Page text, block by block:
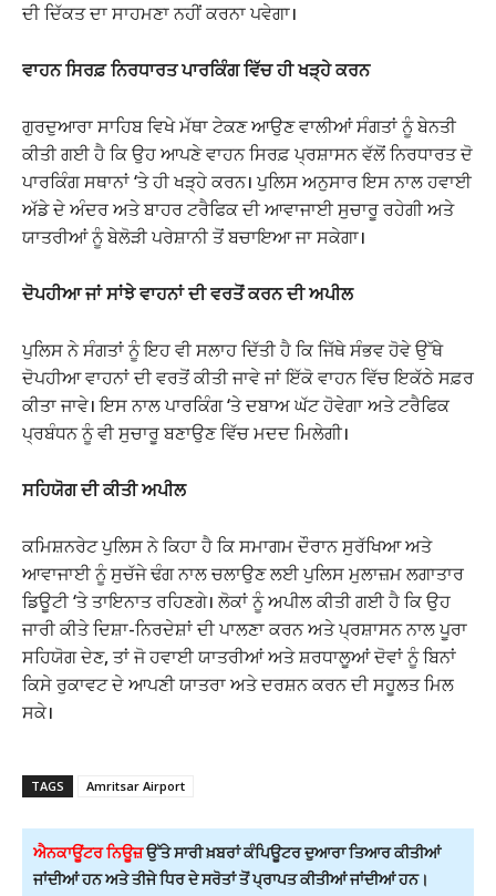
ਦੀ ਦਿੱਕਤ ਦਾ ਸਾਹਮਣਾ ਨਹੀਂ ਕਰਨਾ ਪਵੇਗਾ।
ਵਾਹਨ ਸਿਰਫ਼ ਨਿਰਧਾਰਤ ਪਾਰਕਿੰਗ ਵਿੱਚ ਹੀ ਖੜ੍ਹੇ ਕਰਨ
ਗੁਰਦੁਆਰਾ ਸਾਹਿਬ ਵਿਖੇ ਮੱਥਾ ਟੇਕਣ ਆਉਣ ਵਾਲੀਆਂ ਸੰਗਤਾਂ ਨੂੰ ਬੇਨਤੀ
ਕੀਤੀ ਗਈ ਹੈ ਕਿ ਉਹ ਆਪਣੇ ਵਾਹਨ ਸਿਰਫ਼ ਪ੍ਰਸ਼ਾਸਨ ਵੱਲੋਂ ਨਿਰਧਾਰਤ ਦੋ
ਪਾਰਕਿੰਗ ਸਥਾਨਾਂ ‘ਤੇ ਹੀ ਖੜ੍ਹੇ ਕਰਨ। ਪੁਲਿਸ ਅਨੁਸਾਰ ਇਸ ਨਾਲ ਹਵਾਈ
ਅੱਡੇ ਦੇ ਅੰਦਰ ਅਤੇ ਬਾਹਰ ਟਰੈਫਿਕ ਦੀ ਆਵਾਜਾਈ ਸੁਚਾਰੂ ਰਹੇਗੀ ਅਤੇ
ਯਾਤਰੀਆਂ ਨੂੰ ਬੇਲੋੜੀ ਪਰੇਸ਼ਾਨੀ ਤੋਂ ਬਚਾਇਆ ਜਾ ਸਕੇਗਾ।
ਦੋਪਹੀਆ ਜਾਂ ਸਾਂਝੇ ਵਾਹਨਾਂ ਦੀ ਵਰਤੋਂ ਕਰਨ ਦੀ ਅਪੀਲ
ਪੁਲਿਸ ਨੇ ਸੰਗਤਾਂ ਨੂੰ ਇਹ ਵੀ ਸਲਾਹ ਦਿੱਤੀ ਹੈ ਕਿ ਜਿੱਥੇ ਸੰਭਵ ਹੋਵੇ ਉੱਥੇ
ਦੋਪਹੀਆ ਵਾਹਨਾਂ ਦੀ ਵਰਤੋਂ ਕੀਤੀ ਜਾਵੇ ਜਾਂ ਇੱਕੋ ਵਾਹਨ ਵਿੱਚ ਇਕੱਠੇ ਸਫ਼ਰ
ਕੀਤਾ ਜਾਵੇ। ਇਸ ਨਾਲ ਪਾਰਕਿੰਗ ‘ਤੇ ਦਬਾਅ ਘੱਟ ਹੋਵੇਗਾ ਅਤੇ ਟਰੈਫਿਕ
ਪ੍ਰਬੰਧਨ ਨੂੰ ਵੀ ਸੁਚਾਰੂ ਬਣਾਉਣ ਵਿੱਚ ਮਦਦ ਮਿਲੇਗੀ।
ਸਹਿਯੋਗ ਦੀ ਕੀਤੀ ਅਪੀਲ
ਕਮਿਸ਼ਨਰੇਟ ਪੁਲਿਸ ਨੇ ਕਿਹਾ ਹੈ ਕਿ ਸਮਾਗਮ ਦੌਰਾਨ ਸੁਰੱਖਿਆ ਅਤੇ
ਆਵਾਜਾਈ ਨੂੰ ਸੁਚੱਜੇ ਢੰਗ ਨਾਲ ਚਲਾਉਣ ਲਈ ਪੁਲਿਸ ਮੁਲਾਜ਼ਮ ਲਗਾਤਾਰ
ਡਿਊਟੀ ‘ਤੇ ਤਾਇਨਾਤ ਰਹਿਣਗੇ। ਲੋਕਾਂ ਨੂੰ ਅਪੀਲ ਕੀਤੀ ਗਈ ਹੈ ਕਿ ਉਹ
ਜਾਰੀ ਕੀਤੇ ਦਿਸ਼ਾ-ਨਿਰਦੇਸ਼ਾਂ ਦੀ ਪਾਲਣਾ ਕਰਨ ਅਤੇ ਪ੍ਰਸ਼ਾਸਨ ਨਾਲ ਪੂਰਾ
ਸਹਿਯੋਗ ਦੇਣ, ਤਾਂ ਜੋ ਹਵਾਈ ਯਾਤਰੀਆਂ ਅਤੇ ਸ਼ਰਧਾਲੂਆਂ ਦੋਵਾਂ ਨੂੰ ਬਿਨਾਂ
ਕਿਸੇ ਰੁਕਾਵਟ ਦੇ ਆਪਣੀ ਯਾਤਰਾ ਅਤੇ ਦਰਸ਼ਨ ਕਰਨ ਦੀ ਸਹੂਲਤ ਮਿਲ
ਸਕੇ।
TAGS Amritsar Airport
ਐਨਕਾਊਂਟਰ ਨਿਊਜ਼ਉੱਤੇ ਸਾਰੀ ਖ਼ਬਰਾਂ ਕੰਪਿਊਟਰ ਦੁਆਰਾ ਤਿਆਰ ਕੀਤੀਆਂ
ਜਾਂਦੀਆਂ ਹਨ ਅਤੇ ਤੀਜੇ ਧਿਰ ਦੇ ਸਰੋਤਾਂ ਤੋਂ ਪ੍ਰਾਪਤ ਕੀਤੀਆਂ ਜਾਂਦੀਆਂ ਹਨ।